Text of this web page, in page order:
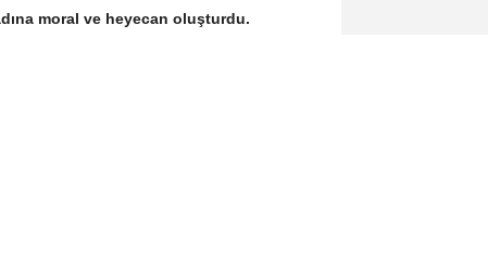
moral ve heyecan oluşturdu.